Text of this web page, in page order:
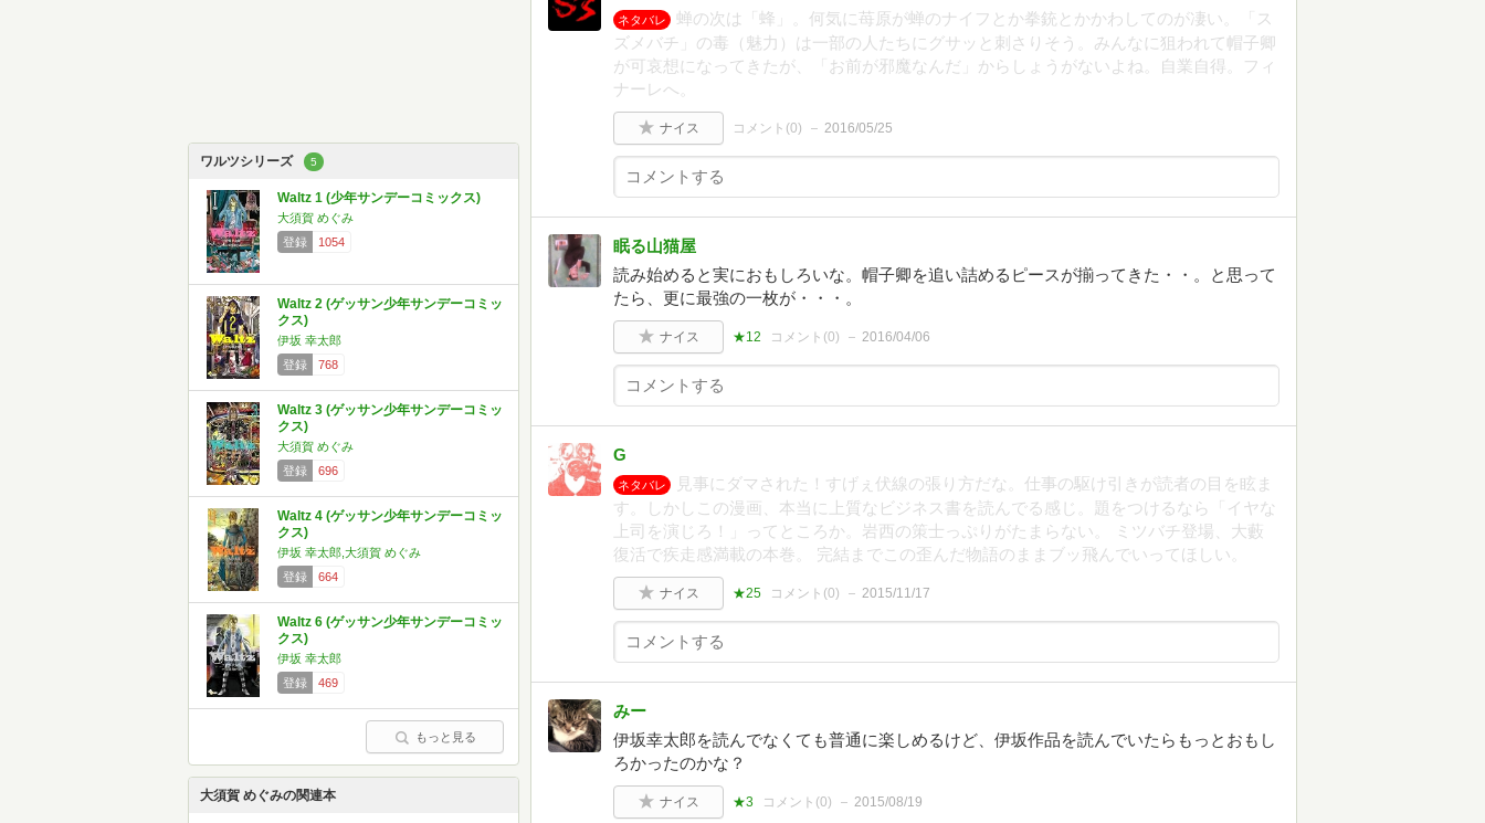
ワルツシリーズ 5
Waltz 1 (少年サンデーコミックス)
大須賀 めぐみ
登録
1054
Waltz 2 (ゲッサン少年サンデーコミッ
クス)
伊坂 幸太郎
登録
768
Waltz 3 (ゲッサン少年サンデーコミッ
クス)
大須賀 めぐみ
登録
696
Waltz 4 (ゲッサン少年サンデーコミッ
クス)
伊坂 幸太郎,大須賀 めぐみ
登録
664
Waltz 6 (ゲッサン少年サンデーコミッ
クス)
伊坂 幸太郎
登録
469
もっと見る
大須賀 めぐみの関連本
ネタバレ
蝉の次は「蜂」。何気に苺原が蝉のナイフとか拳銃とかかわしてのが凄い。「ス
ズメバチ」の毒（魅力）は一部の人たちにグサッと刺さりそう。みんなに狙われて帽子卿
が可哀想になってきたが、「お前が邪魔なんだ」からしょうがないよね。自業自得。フィ
ナーレへ。
ナイス コメント(0) 2016/05/25
眠る山猫屋
読み始めると実におもしろいな。帽子卿を追い詰めるピースが揃ってきた・・。と思って
たら、更に最強の一枚が・・・。
ナイス ★12 コメント(0) 2016/04/06
G
ネタバレ
見事にダマされた！すげぇ伏線の張り方だな。仕事の駆け引きが読者の目を眩ま
す。しかしこの漫画、本当に上質なビジネス書を読んでる感じ。題をつけるなら「イヤな
上司を演じろ！」ってところか。岩西の策士っぷりがたまらない。 ミツバチ登場、大藪
復活で疾走感満載の本巻。 完結までこの歪んだ物語のままブッ飛んでいってほしい。
ナイス ★25 コメント(0) 2015/11/17
みー
伊坂幸太郎を読んでなくても普通に楽しめるけど、伊坂作品を読んでいたらもっとおもし
ろかったのかな？
ナイス ★3 コメント(0) 2015/08/19